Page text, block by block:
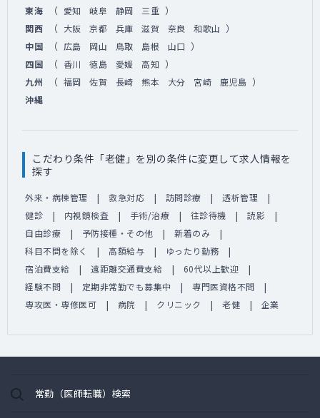
東海 （ 愛知 岐阜 静岡 三重 ）
関西 （ 大阪 京都 兵庫 滋賀 奈良 和歌山 ）
中国 （ 広島 岡山 鳥取 島根 山口 ）
四国 （ 香川 徳島 愛媛 高知 ）
九州 （ 福岡 佐賀 長崎 熊本 大分 宮崎 鹿児島 ）
沖縄
こだわり条件「老健」を別の条件に変更して求人情報を
探す
外来・病棟管理 救急対応 訪問診療
透析管理
健診
内視鏡検査 手術/治療 往診待機
読影
自由診療
予防接種・その他
新着のみ
科目不問を除く
高額給与
ゆったり勤務
宿泊費支給
遠距離交通費支給
60代以上歓迎
経験不問
定期非常勤でも募集中
専門医資格不問
専攻医・専修医可
病院 クリニック 老健 企業
常勤（医師転職）検索